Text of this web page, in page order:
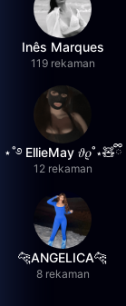
Inês Marques
119 rekaman
⋆˚࿔ EllieMay 𝜗𝜚˚⋆🧸ྀི
12 rekaman
🐆ANGELICA🐆
8 rekaman